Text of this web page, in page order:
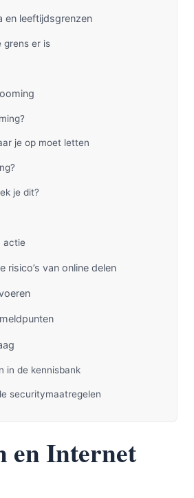
en leeftijdsgrenzen
grens er is
je op moet letten
je dit?
actie
risico’s van online delen
in de kennisbank
securitymaatregelen
en Internet